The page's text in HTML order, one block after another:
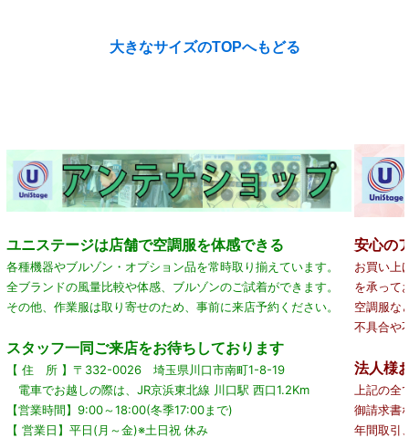
大きなサイズのTOPへもどる
ユニステージは店舗で空調服を体感できる
各種機器やブルゾン・オプション品を常時取り揃えています。
全ブランドの風量比較や体感、ブルゾンのご試着ができます。
その他、作業服は取り寄せのため、事前に来店予約ください。
スタッフ一同ご来店をお待ちしております
【 住 所 】〒332-0026 埼玉県川口市南町1-8-19
電車でお越しの際は、JR京浜東北線 川口駅 西口1.2Km
【営業時間】9:00～18:00(冬季17:00まで)
【 営業日】平日(月～金)※土日祝 休み
安心の
お買い上
を承って
空調服な
不具合や
法人様
上記の全
御請求書
年間取引